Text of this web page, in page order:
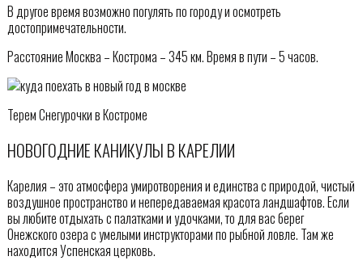
В другое время возможно погулять по городу и осмотреть
достопримечательности.
Расстояние Москва – Кострома – 345 км. Время в пути – 5 часов.
Терем Снегурочки в Костроме
НОВОГОДНИЕ КАНИКУЛЫ В КАРЕЛИИ
Карелия – это атмосфера умиротворения и единства с природой, чистый
воздушное пространство и непередаваемая красота ландшафтов. Если
вы любите отдыхать с палатками и удочками, то для вас берег
Онежского озера с умелыми инструкторами по рыбной ловле. Там же
находится Успенская церковь.